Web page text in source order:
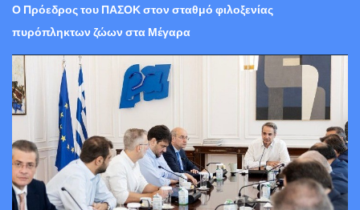
Ο Πρόεδρος του ΠΑΣΟΚ στον σταθμό φιλοξενίας
πυρόπληκτων ζώων στα Μέγαρα